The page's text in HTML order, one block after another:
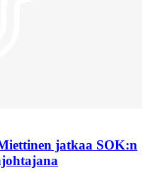
jatkaa SOK:n